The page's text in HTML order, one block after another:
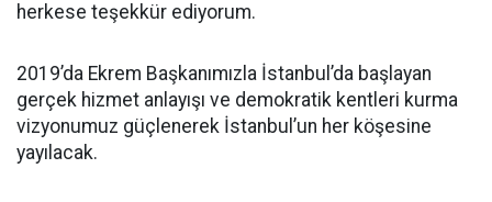
herkese teşekkür ediyorum.
2019’da Ekrem Başkanımızla İstanbul’da başlayan
gerçek hizmet anlayışı ve demokratik kentleri kurma
vizyonumuz güçlenerek İstanbul’un her köşesine
yayılacak.